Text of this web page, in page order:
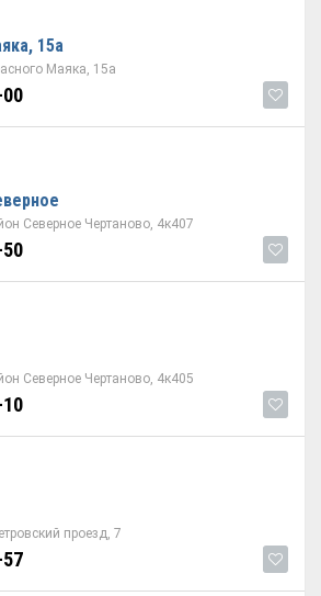
15а
Маяка, 15а
Северное Чертаново, 4к407
Северное Чертаново, 4к405
проезд, 7